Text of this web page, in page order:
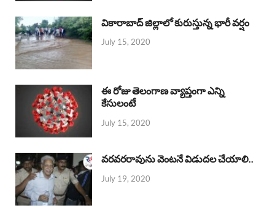
వికారాబాద్ జిల్లాలో కురుస్తున్న భారీ వర్షం
July 15, 2020
ఈ రోజు తెలంగాణ వ్యాప్తంగా ఎన్ని
కేసులంటే
July 15, 2020
వరవరరావును వెంటనే విడుదల చేయాలి..
July 19, 2020